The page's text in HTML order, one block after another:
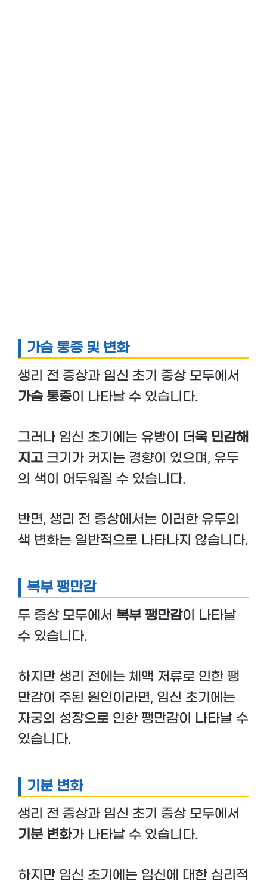
가슴 통증 및 변화
생리 전 증상과 임신 초기 증상 모두에서
가슴 통증이 나타날 수 있습니다.
그러나 임신 초기에는 유방이
더욱 민감해
지고 크기가 커지는 경향이 있으며, 유두
의 색이 어두워질 수 있습니다.
반면, 생리 전 증상에서는 이러한 유두의
색 변화는 일반적으로 나타나지 않습니다.
복부 팽만감
두 증상 모두에서 복부 팽만감이 나타날
수 있습니다.
하지만 생리 전에는 체액 저류로 인한 팽
만감이 주된 원인이라면, 임신 초기에는
자궁의 성장으로 인한 팽만감이 나타날 수
있습니다.
기분 변화
생리 전 증상과 임신 초기 증상 모두에서
기분 변화가 나타날 수 있습니다.
하지만 임신 초기에는 임신에 대한 심리적